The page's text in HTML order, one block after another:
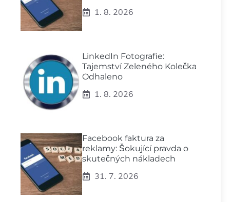
1. 8. 2026
LinkedIn Fotografie:
Tajemství Zeleného Kolečka
Odhaleno
1. 8. 2026
Facebook faktura za
reklamy: Šokující pravda o
skutečných nákladech
31. 7. 2026